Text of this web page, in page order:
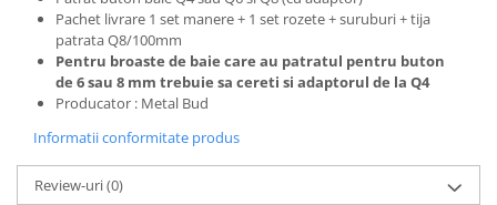
Pachet livrare 1 set manere + 1 set rozete + suruburi + tija
patrata Q8/100mm
Pentru broaste de baie care au patratul pentru buton
de 6 sau 8 mm trebuie sa cereti si adaptorul de la Q4
Producator : Metal Bud
Informatii conformitate produs
Review-uri(0)